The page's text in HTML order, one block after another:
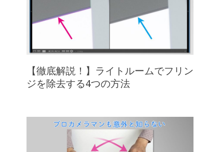
【徹底解説！】ライトルームでフリン
ジを除去する4つの方法